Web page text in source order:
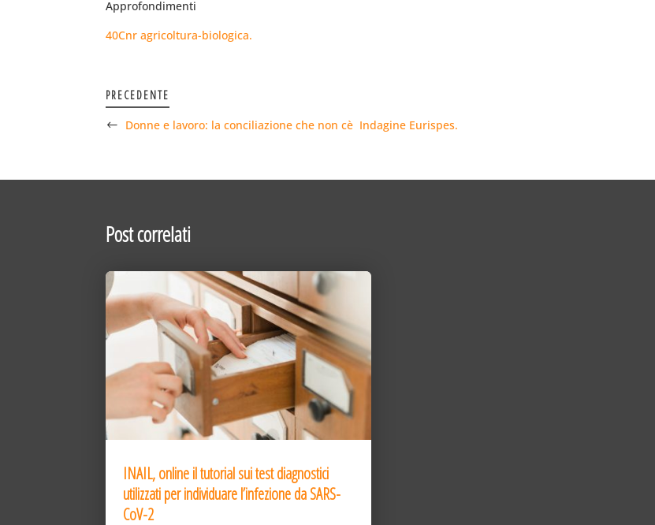
Approfondimenti
40Cnr agricoltura-biologica.
PRECEDENTE
Donne e lavoro: la conciliazione che non cè  Indagine Eurispes.
Post correlati
INAIL, online il tutorial sui test diagnostici
utilizzati per individuare l’infezione da SARS-
CoV-2